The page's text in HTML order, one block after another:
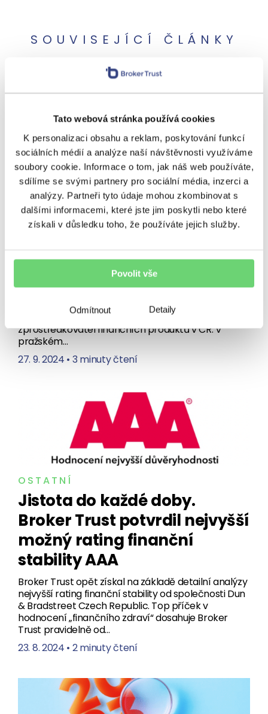
Detaily
Tato webová stránka používá cookies
K personalizaci obsahu a reklam, poskytování funkcí
sociálních médií a analýze naší návštěvnosti využíváme
soubory cookie. Informace o tom, jak náš web používáte,
sdílíme se svými partnery pro sociální média, inzerci a
analýzy. Partneři tyto údaje mohou zkombinovat s
dalšími informacemi, které jste jim poskytli nebo které
získali v důsledku toho, že používáte jejich služby.
Povolit vše
Odmítnout
SOUVISEJÍCÍ ČLÁNKY
OSTATNÍ
Balanc ve finančním
poradenství. BT Kongres se
zaměří na to, jak úspěšně
naplněný život
čeká na účastníky BT Kongresu. Akci pořádá už ve
čtvrtek 24. října Broker Trust, největší
zprostředkovatel finančních produktů v ČR. V
pražském…
27. 9. 2024 • 3 minuty čtení
OSTATNÍ
Jistota do každé doby.
Broker Trust potvrdil nejvyšší
možný rating finanční
stability AAA
Broker Trust opět získal na základě detailní analýzy
nejvyšší rating finanční stability od společnosti Dun
& Bradstreet Czech Republic. Top příček v
hodnocení „finančního zdraví“ dosahuje Broker
Trust pravidelně od…
23. 8. 2024 • 2 minuty čtení